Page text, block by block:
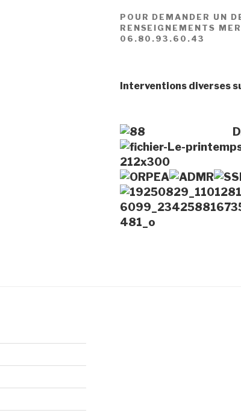
POUR DEMANDER UN
RENSEIGNEMENTS
06.80.93.60.43
Interventions diverses